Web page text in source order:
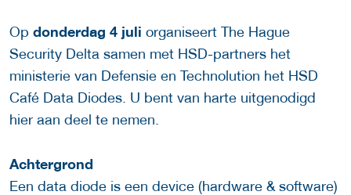
Op donderdag 4 juli organiseert The Hague
Security Delta samen met HSD-partners het
ministerie van Defensie en Technolution het HSD
Café Data Diodes. U bent van harte uitgenodigd
hier aan deel te nemen.
Achtergrond
Een data diode is een device (hardware & software)